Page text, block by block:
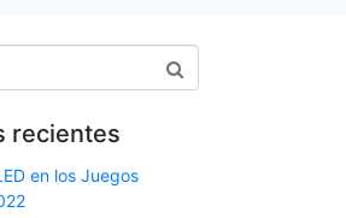
recientes
en los Juegos